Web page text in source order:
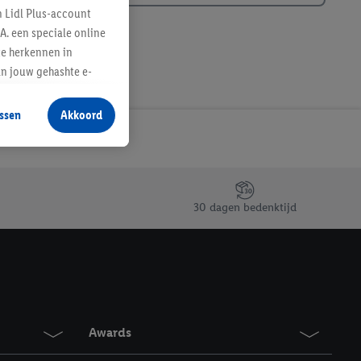
30 dagen bedenktijd
Awards
Lidl Plus-account
een speciale online
herkennen in
jouw gehashte e-
producten waarin je
te plaatsen
jouw gehashte e-
kunnen worden
vergelijkbare
in te
Akkoord